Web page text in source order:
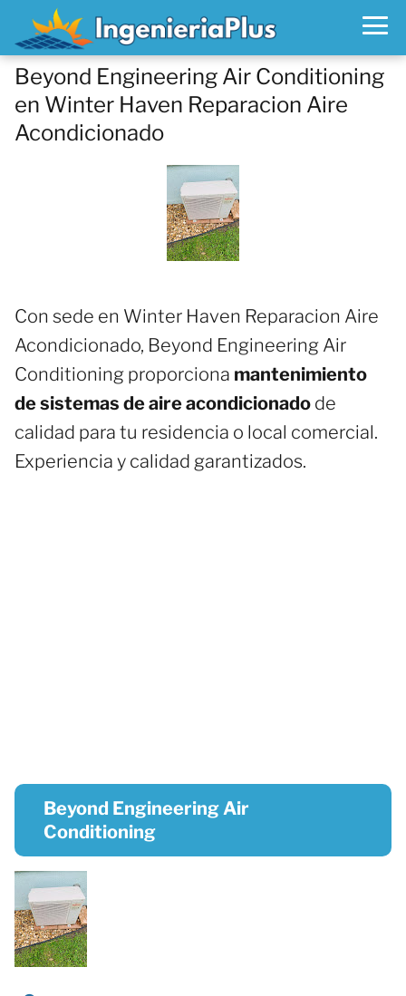
Beyond Engineering Air Conditioning
en Winter Haven Reparacion Aire
Acondicionado
Con sede en Winter Haven Reparacion Aire
Acondicionado, Beyond Engineering Air
Conditioning proporciona mantenimiento
de sistemas de aire acondicionado de
calidad para tu residencia o local comercial.
Experiencia y calidad garantizados.
Beyond Engineering Air
Conditioning